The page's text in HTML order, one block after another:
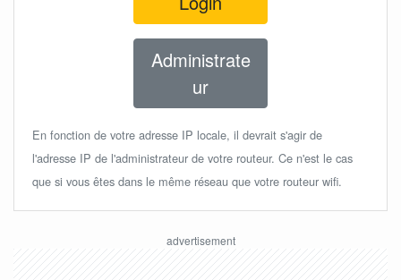
Administrate
ur
En fonction de votre adresse IP locale, il devrait s'agir de
l'adresse IP de l'administrateur de votre routeur. Ce n'est le cas
que si vous êtes dans le même réseau que votre routeur wifi.